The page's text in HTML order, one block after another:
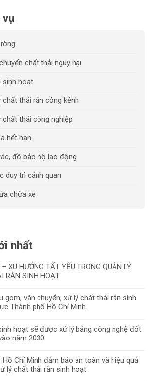
vụ
chất thải nguy hại
sinh hoạt
chất thải rắn cồng kềnh
chất thải công nghiệp
hết hạn
đồ bảo hộ lao động
duy trì cảnh quan
chữa xe
nhất
XU HƯỚNG TẤT YẾU TRONG QUẢN LÝ
RẮN SINH HOẠT
gom, vận chuyển, xử lý chất thải rắn sinh
Thành phố Hồ Chí Minh
hoạt sẽ được xử lý bằng công nghệ đốt
năm 2030
Hồ Chí Minh đảm bảo an toàn và hiệu quả
lý chất thải rắn sinh hoạt